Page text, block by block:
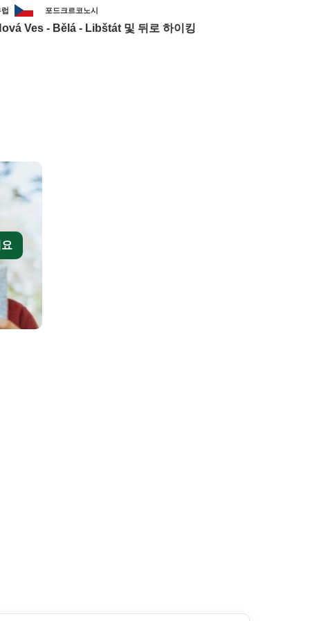
포드크르코노시
Ves - Bělá - Libštát 및 뒤로 하이킹